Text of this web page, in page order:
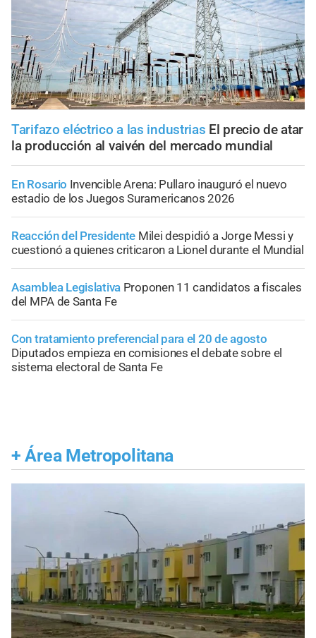
Tarifazo eléctrico a las industrias El precio de atar
la producción al vaivén del mercado mundial
En Rosario Invencible Arena: Pullaro inauguró el nuevo
estadio de los Juegos Suramericanos 2026
Reacción del Presidente Milei despidió a Jorge Messi y
cuestionó a quienes criticaron a Lionel durante el Mundial
Asamblea Legislativa Proponen 11 candidatos a fiscales
del MPA de Santa Fe
Con tratamiento preferencial para el 20 de agosto
Diputados empieza en comisiones el debate sobre el
sistema electoral de Santa Fe
+ Área Metropolitana